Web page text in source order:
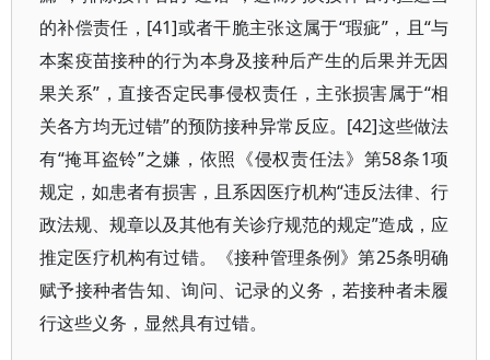
的补偿责任，[41]或者干脆主张这属于“瑕疵”，且“与
本案疫苗接种的行为本身及接种后产生的后果并无因
果关系”，直接否定民事侵权责任，主张损害属于“相
关各方均无过错”的预防接种异常反应。[42]这些做法
有“掩耳盗铃”之嫌，依照《侵权责任法》第58条1项
规定，如患者有损害，且系因医疗机构“违反法律、行
政法规、规章以及其他有关诊疗规范的规定”造成，应
推定医疗机构有过错。《接种管理条例》第25条明确
赋予接种者告知、询问、记录的义务，若接种者未履
行这些义务，显然具有过错。